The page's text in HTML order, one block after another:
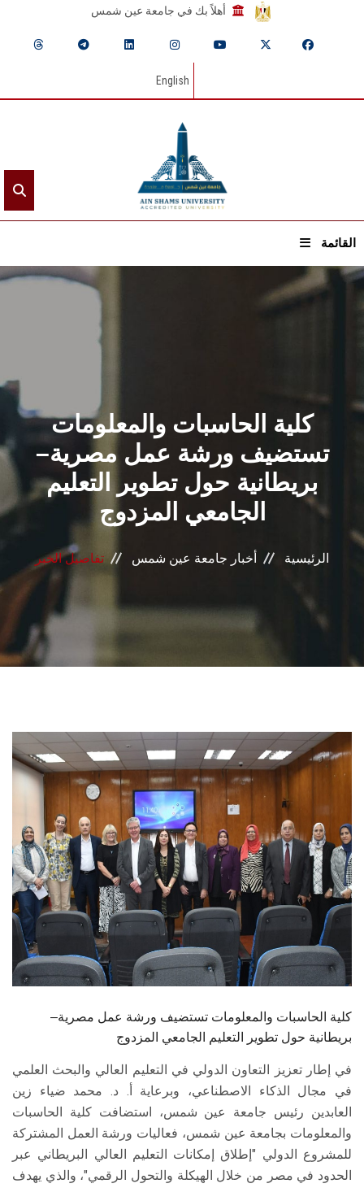
أهلاً بك في جامعة عين شمس
English
القائمة
القطاعـات
الشئون الأكاديمية
البحث العلمي
الرعاية الصحية
المراكز والوحدات
الأنظمة الذكية
الإعلام
الطلاب
هيئة التدريس
الدراسات العليا
الخريجين
الموظفون
الزائـرون
كلية الحاسبات والمعلومات
تستضيف ورشة عمل مصرية–
بريطانية حول تطوير التعليم
الجامعي المزدوج
الرئيسية أخبار جامعة عين شمس تفاصيل الخبر
كلية الحاسبات والمعلومات تستضيف ورشة عمل مصرية–
بريطانية حول تطوير التعليم الجامعي المزدوج
في إطار تعزيز التعاون الدولي في التعليم العالي والبحث العلمي
في مجال الذكاء الاصطناعي، وبرعاية أ. د. محمد ضياء زين
العابدين رئيس جامعة عين شمس، استضافت كلية الحاسبات
والمعلومات بجامعة عين شمس، فعاليات ورشة العمل المشتركة
للمشروع الدولي "إطلاق إمكانات التعليم العالي البريطاني عبر
الحدود في مصر من خلال الهيكلة والتحول الرقمي"، والذي يهدف